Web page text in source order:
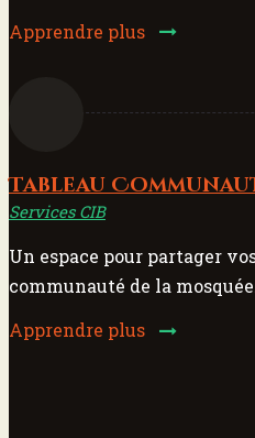
Apprendre plus
Tableau
Services CIB
Un espace pour partager
communauté de la
Apprendre plus